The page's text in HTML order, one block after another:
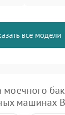
все модели
моечного
машинах